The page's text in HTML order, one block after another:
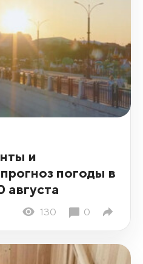
и
погоды в
августа
130 0